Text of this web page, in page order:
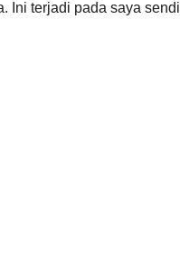
Ini terjadi pada saya